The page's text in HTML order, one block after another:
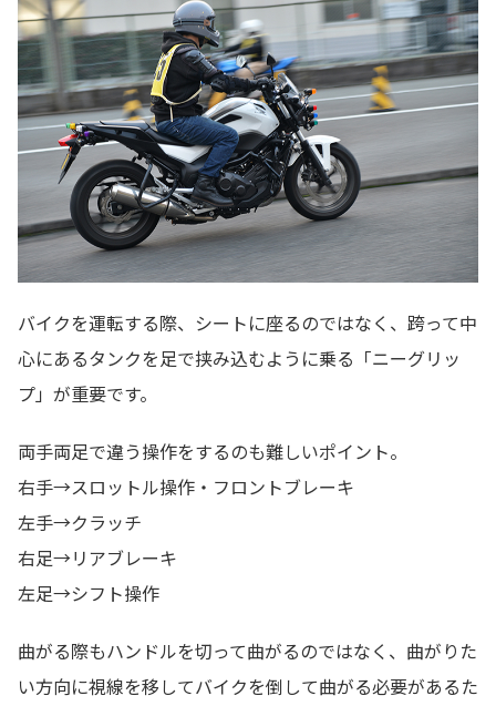
バイクを運転する際、シートに座るのではなく、跨って中
心にあるタンクを足で挟み込むように乗る「ニーグリッ
プ」が重要です。
両手両足で違う操作をするのも難しいポイント。
右手→スロットル操作・フロントブレーキ
左手→クラッチ
右足→リアブレーキ
左足→シフト操作
曲がる際もハンドルを切って曲がるのではなく、曲がりた
い方向に視線を移してバイクを倒して曲がる必要があるた